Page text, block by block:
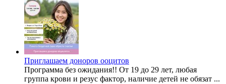
Приглашаем доноров ооцитов
Программа без ожидания!! От 19 до 29 лет, любая
группа крови и резус фактор, наличие детей не обязат ...